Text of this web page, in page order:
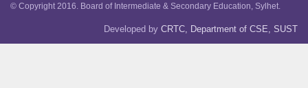
© Copyright 2016. Board of Intermediate & Secondary Education, Sylhet.
Developed by CRTC, Department of CSE, SUST